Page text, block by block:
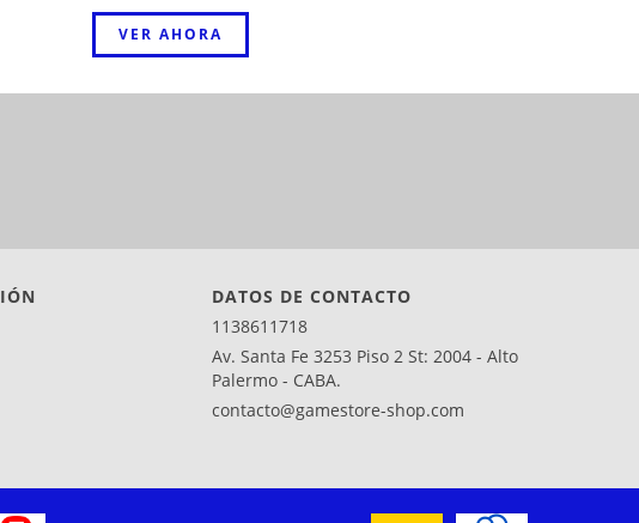
VER AHORA
DATOS DE CONTACTO
1138611718
Av. Santa Fe 3253 Piso 2 St: 2004 - Alto
Palermo - CABA.
contacto@gamestore-shop.com